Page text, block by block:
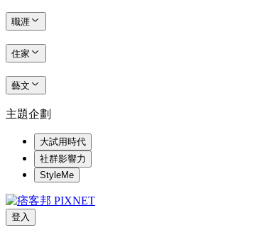
職涯
住家
藝文
主題企劃
大試用時代
社群影響力
StyleMe
登入